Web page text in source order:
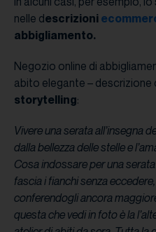
nelle descrizioni
abbigliamento.
Negozio online di
abito elegante – descrizione
storytelling:
Vivere una serata all’insegna
dalla bellezza delle stelle e
Cosa indossare per una
fascia i fianchi senza
conferendogli ancora
questa che vedi in foto è la